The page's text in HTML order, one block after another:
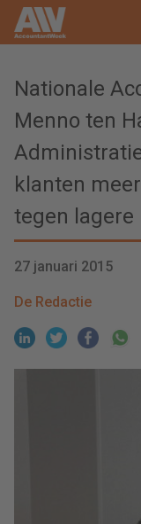
Nationale
Menno ten
klanten
tegen lagere
27 januari 2015
De Redactie